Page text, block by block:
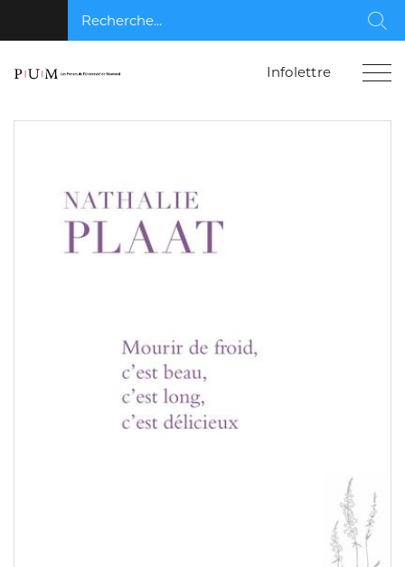
Recherche...
Infolettre